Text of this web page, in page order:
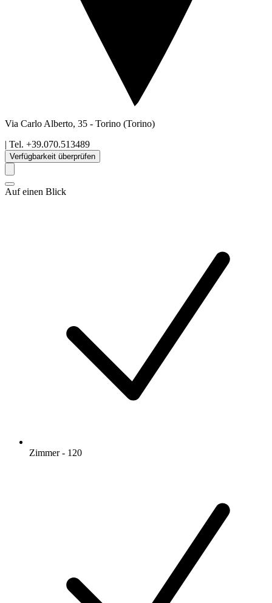
Via Carlo Alberto, 35 - Torino (Torino)
| Tel. +39.070.513489
Verfügbarkeit überprüfen
Auf einen Blick
Zimmer - 120